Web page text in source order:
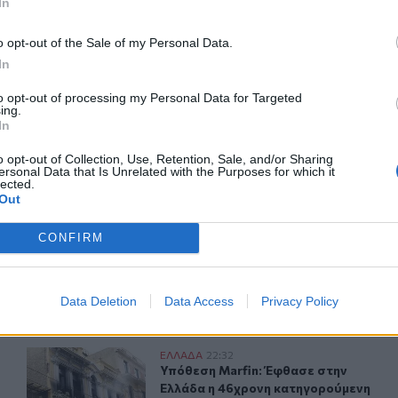
opt-out of the Sale of my Personal Data.
opt-out of processing my Personal Data for Targeted
opt-out of Collection, Use, Retention, Sale, and/or Sharing
Data that Is Unrelated with the Purposes for which it
CONFIRM
Data Deletion Data Access Privacy Policy
του CRETALIVE
ΕΊΔΗΣΗ
κατηγορούμενη για τη φονική επίθεση
σήμερα η 46χρονη κατηγορούμενη για τη φονική
30χρονη έπεσε στη θάλασσα από την γέφυρα της
30χρονη έπεσε στη θάλασσα από
30χρονη έπεσε στη θάλασσα από
την γέφυρα της Χαλκίδας
και 71χρονος
63χρονη και 71χρονος
Υπόθεση Marfin: Έφθασε στην Ελλάδα η 46χρονη
ΕΛΛAΔΑ 22:32
Υπόθεση Marfin: Έφθασε στην
Υπόθεση Marfin: Έφθασε στην
Ελλάδα η 46χρονη κατηγορούμενη